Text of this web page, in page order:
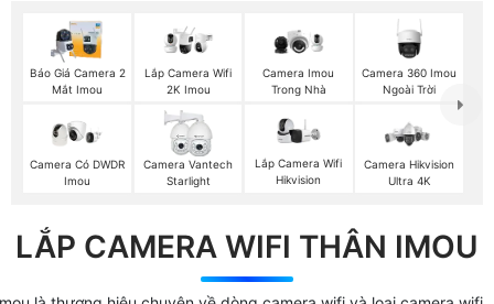
Báo Giá Camera 2
Mắt Imou
Lắp Camera Wifi
2K Imou
Camera Imou
Trong Nhà
Camera 360 Imou
Ngoài Trời
Camera Có DWDR
Imou
Camera Vantech
Starlight
Lắp Camera Wifi
Hikvision
Camera Hikvision
Ultra 4K
LẮP CAMERA WIFI THÂN IMOU